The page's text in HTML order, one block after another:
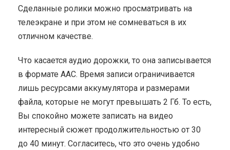
Сделанные ролики можно просматривать на
телеэкране и при этом не сомневаться в их
отличном качестве.
Что касается аудио дорожки, то она записывается
в формате ААС. Время записи ограничивается
лишь ресурсами аккумулятора и размерами
файла, которые не могут превышать 2 Гб. То есть,
Вы спокойно можете записать на видео
интересный сюжет продолжительностью от 30
до 40 минут. Согласитесь, что это очень удобно